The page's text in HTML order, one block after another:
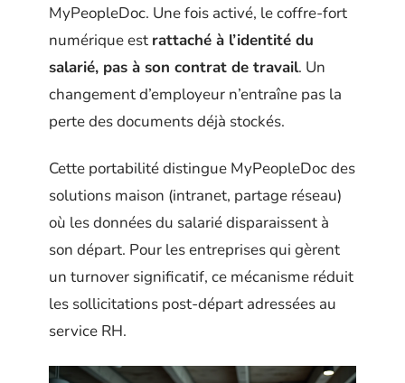
MyPeopleDoc. Une fois activé, le coffre-fort
numérique est rattaché à l’identité du
salarié, pas à son contrat de travail. Un
changement d’employeur n’entraîne pas la
perte des documents déjà stockés.
Cette portabilité distingue MyPeopleDoc des
solutions maison (intranet, partage réseau)
où les données du salarié disparaissent à
son départ. Pour les entreprises qui gèrent
un turnover significatif, ce mécanisme réduit
les sollicitations post-départ adressées au
service RH.